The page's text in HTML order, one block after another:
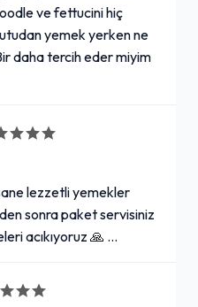
ve fettucini hiç
yemek yerken ne
daha tercih eder miyim
lezzetli yemekler
sonra paket servisiniz
acıkıyoruz 🙏 …